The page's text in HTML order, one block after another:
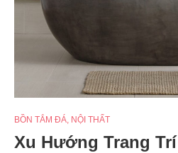
BỒN TẮM ĐÁ, NỘI THẤT
Xu Hướng Trang